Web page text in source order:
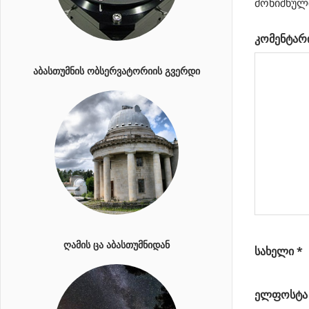
მერკურიზე
სახელი*
ელფოსტა
ᲐᲑᲐᲡᲗᲣᲛᲜᲘᲡ ᲝᲑᲡᲔᲠᲕᲐᲢᲝᲠᲘᲘᲡ ᲒᲕᲔᲠᲓᲘ
ᲦᲐᲛᲘᲡ ᲪᲐ ᲐᲑᲐᲡᲗᲣᲛᲜᲘᲓᲐᲜ